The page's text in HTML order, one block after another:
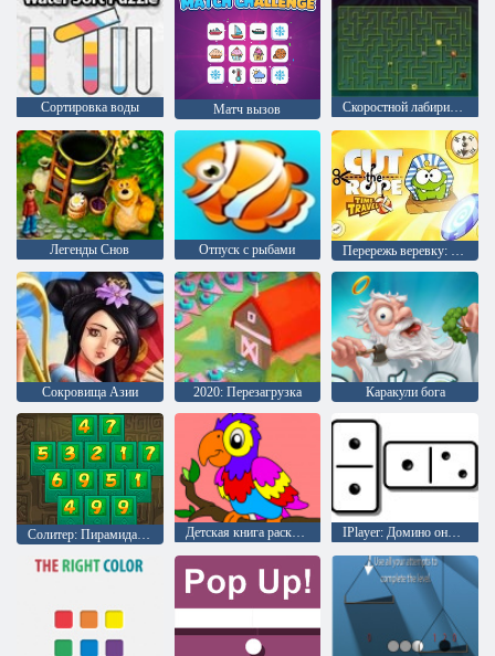
Сортировка воды Матч вызов Скоростной лабиринт 2
Легенды Снов Отпуск с рыбами Перережь веревку: Путешествие во времени
Сокровища Азии 2020: Перезагрузка Каракули бога
Детская книга раскрасок IPlayer: Домино онлайн